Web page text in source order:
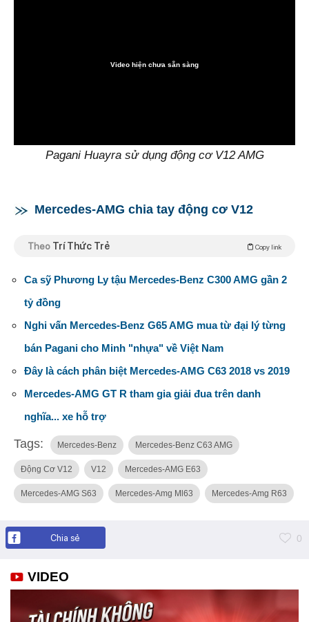
Video hiện chưa sẵn sàng
Pagani Huayra sử dụng động cơ V12 AMG
Mercedes-AMG chia tay động cơ V12
Theo Trí Thức Trẻ Copy link
Ca sỹ Phương Ly tậu Mercedes-Benz C300 AMG gần 2
tỷ đồng
Nghi vấn Mercedes-Benz G65 AMG mua từ đại lý từng
bán Pagani cho Minh "nhựa" về Việt Nam
Đây là cách phân biệt Mercedes-AMG C63 2018 vs 2019
Mercedes-AMG GT R tham gia giải đua trên danh
nghĩa... xe hỗ trợ
Tags: Mercedes-Benz Mercedes-Benz C63 AMG
Động Cơ V12 V12 Mercedes-AMG E63
Mercedes-AMG S63 Mercedes-Amg Ml63 Mercedes-Amg R63
Chia sẻ 0
VIDEO